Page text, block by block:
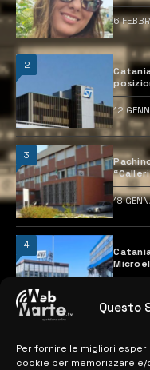
Questo
Per fornire le migliori
cookie per memorizzare
6
2
12
3
18
4
MAPPA DEL SITO